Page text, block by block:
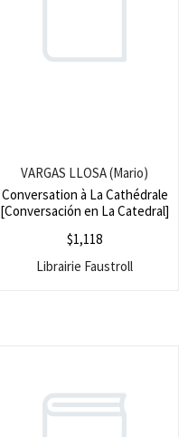
Conversation à La Cathédrale
[Conversación en La Catedral]
VARGAS LLOSA (Mario)
$1,118
Librairie Faustroll